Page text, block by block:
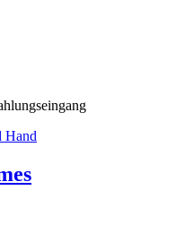
Hand